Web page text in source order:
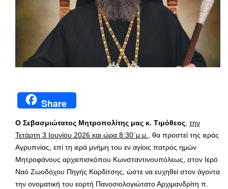
Share
Ο Σεβασμιώτατος Μητροπολίτης μας κ. Τιμόθεος, την
Τετάρτη 3 Ιουνίου 2026 και ώρα 8:30΄μ.μ., θα προστεί της ιεράς
Αγρυπνίας, επί τη ιερά μνήμη του εν αγίοις πατρός ημών
Μητροφάνους αρχιεπισκόπου Κωνσταντινουπόλεως, στον Ιερό
Ναό Ζωοδόχου Πηγής Καρδίτσης, ώστε να ευχηθεί στον άγοντα
την ονοματική του εορτή Πανοσιολογιώτατο Αρχιμανδρίτη π.